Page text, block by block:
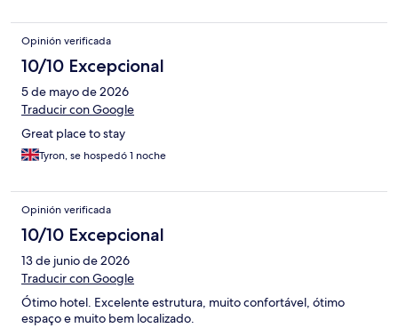
Opinión verificada
10/10 Excepcional
5 de mayo de 2026
Traducir con Google
Great place to stay
Tyron, se hospedó 1 noche
Opinión verificada
10/10 Excepcional
13 de junio de 2026
Traducir con Google
Ótimo hotel. Excelente estrutura, muito confortável, ótimo
espaço e muito bem localizado.